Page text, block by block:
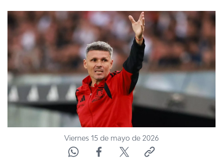
NTV
ACTUALIDAD Y TENDENCIAS
CORPORATIVO Y TRANSPARENCIA
CANAL DE DENUNCIAS
ÁREA DE PROYECTOS
Viernes 15 de mayo de 2026